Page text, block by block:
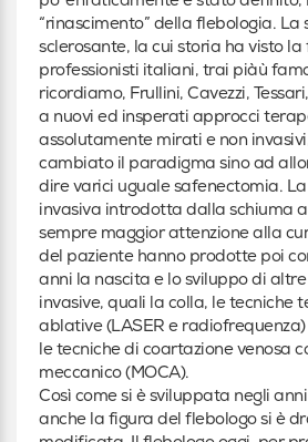
“rinascimento” della flebologia. La
sclerosante, la cui storia ha visto
professionisti italiani, trai piàù
ricordiamo, Frullini, Cavezzi,
a nuovi ed insperati approcci
assolutamente mirati e non
cambiato il paradigma sino ad
dire varici uguale safenectomia.
invasiva introdotta dalla schiuma
sempre maggior attenzione alla
del paziente hanno prodotte poi
anni la nascita e lo sviluppo di
invasive, quali la colla, le tecniche
ablative (LASER e
le tecniche di coartazione venosa
meccanico (MOCA).
Così come si è sviluppata negli
anche la figura del flebologo si è